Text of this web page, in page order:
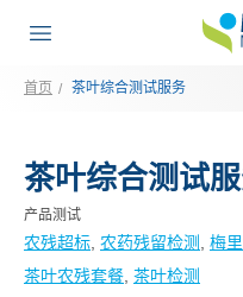
首页 茶叶综合测试服务
茶叶综合测试
产品测试
农残超标 农药残留检测 梅
茶叶农残套餐 茶叶检测